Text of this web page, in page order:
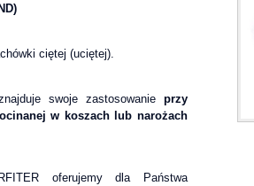
ciętej (uciętej).
swoje zastosowanie przy
w koszach lub narożach
oferujemy dla Państwa